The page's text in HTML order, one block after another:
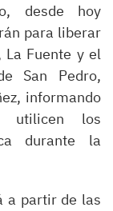
desde hoy
para liberar
La Fuente y el
San Pedro,
informando
los
durante la
a partir de las